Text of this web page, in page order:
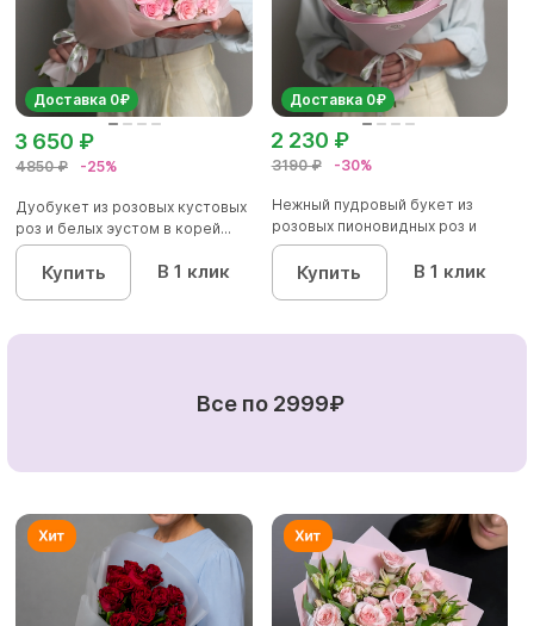
Доставка 0₽
4850 ₽ -25%
3 650 ₽
Дуобукет из розовых кустовых
роз и белых эустом в корей...
Купить В 1 клик
Доставка 0₽
3190 ₽ -30%
2 230 ₽
Нежный пудровый букет из
розовых пионовидных роз и
диан...
Купить В 1 клик
Все по 2999₽